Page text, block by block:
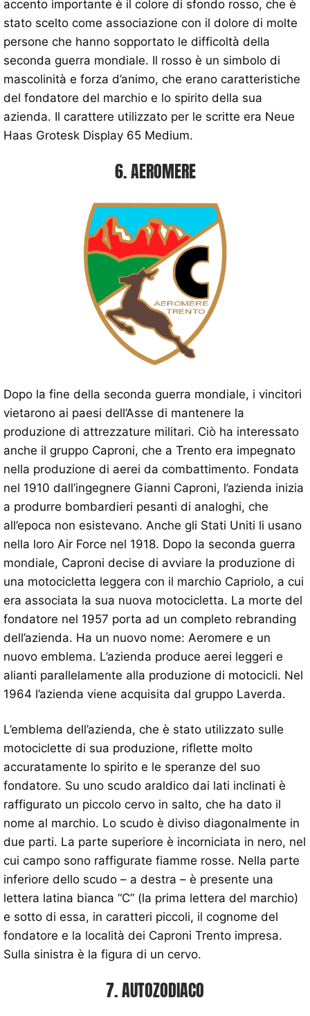
accento importante è il colore di sfondo rosso, che è
stato scelto come associazione con il dolore di molte
persone che hanno sopportato le difficoltà della
seconda guerra mondiale. Il rosso è un simbolo di
mascolinità e forza d’animo, che erano caratteristiche
del fondatore del marchio e lo spirito della sua
azienda. Il carattere utilizzato per le scritte era Neue
Haas Grotesk Display 65 Medium.
6. AEROMERE
Dopo la fine della seconda guerra mondiale, i vincitori
vietarono ai paesi dell’Asse di mantenere la
produzione di attrezzature militari. Ciò ha interessato
anche il gruppo Caproni, che a Trento era impegnato
nella produzione di aerei da combattimento. Fondata
nel 1910 dall’ingegnere Gianni Caproni, l’azienda inizia
a produrre bombardieri pesanti di analoghi, che
all’epoca non esistevano. Anche gli Stati Uniti li usano
nella loro Air Force nel 1918. Dopo la seconda guerra
mondiale, Caproni decise di avviare la produzione di
una motocicletta leggera con il marchio Capriolo, a cui
era associata la sua nuova motocicletta. La morte del
fondatore nel 1957 porta ad un completo rebranding
dell’azienda. Ha un nuovo nome: Aeromere e un
nuovo emblema. L’azienda produce aerei leggeri e
alianti parallelamente alla produzione di motocicli. Nel
1964 l’azienda viene acquisita dal gruppo Laverda.
L’emblema dell’azienda, che è stato utilizzato sulle
motociclette di sua produzione, riflette molto
accuratamente lo spirito e le speranze del suo
fondatore. Su uno scudo araldico dai lati inclinati è
raffigurato un piccolo cervo in salto, che ha dato il
nome al marchio. Lo scudo è diviso diagonalmente in
due parti. La parte superiore è incorniciata in nero, nel
cui campo sono raffigurate fiamme rosse. Nella parte
inferiore dello scudo – a destra – è presente una
lettera latina bianca “C” (la prima lettera del marchio)
e sotto di essa, in caratteri piccoli, il cognome del
fondatore e la località dei Caproni Trento impresa.
Sulla sinistra è la figura di un cervo.
7. AUTOZODIACO